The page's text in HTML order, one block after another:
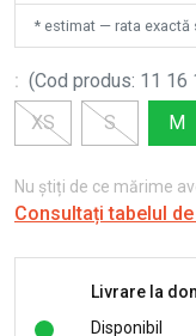
* estimat — rata exactă
: (Cod produs: 11 16
XS
S M
Nu știți de ce mărime
Consultați tabelul
Livrare la
Disponibil